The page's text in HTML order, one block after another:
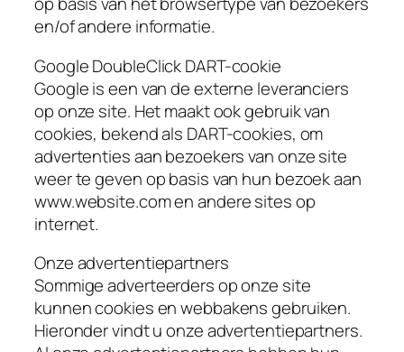
en/of andere informatie.
Google DoubleClick DART-cookie
Google is een van de externe leveranciers
op onze site. Het maakt ook gebruik van
cookies, bekend als DART-cookies, om
advertenties aan bezoekers van onze site
weer te geven op basis van hun bezoek aan
www.website.com en andere sites op
internet.
Onze advertentiepartners
Sommige adverteerders op onze site
kunnen cookies en webbakens gebruiken.
Hieronder vindt u onze advertentiepartners.